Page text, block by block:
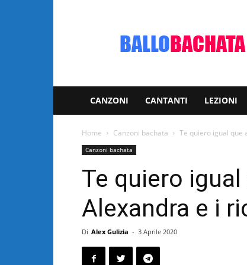
video
CANZONI CANTANTI LEZIONI
Home Canzoni bachata Te quiero igual que
Canzoni bachata
Te quiero
Alexandra e i
Di Alex Gulizia - 3 Aprile 2020